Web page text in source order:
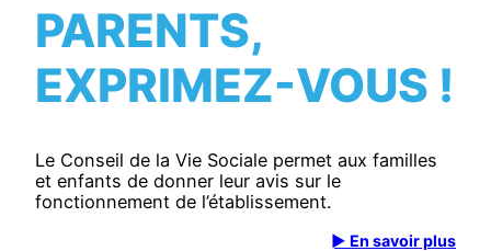
PARENTS,
EXPRIMEZ-VOUS !
Le Conseil de la Vie Sociale permet aux familles
et enfants de donner leur avis sur le
fonctionnement de l’établissement.
► En savoir plus